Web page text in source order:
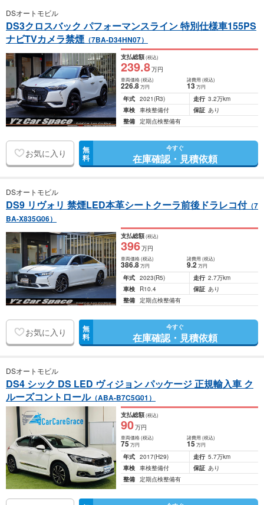
DSオートモビル
DS3クロスバック パフォーマンスライン 特別仕様車155PS
ナビTVカメラ禁煙 （7BA-D34HN07）
支払総額(税込)
239.8万円
車両価格(税込)
226.8万円
諸費用 (税込)
13 万円
年式 2021(R3) 走行 3.2万km
車検 車検整備付 保証 あり
整備 定期点検整備有
お気に入り 無
料
今すぐ
在庫確認・見積依頼
DSオートモビル
DS9 リヴォリ 禁煙LED本革シートクーラ前後ドラレコ付（7
BA-X835G06）
支払総額(税込)
396万円
車両価格(税込)
386.8万円
諸費用 (税込)
9.2 万円
年式 2023(R5) 走行 2.7万km
車検
R10.4 保証 あり
整備 定期点検整備有
お気に入り 無
料
今すぐ
在庫確認・見積依頼
DSオートモビル
DS4 シック DS LED ヴィジョン パッケージ 正規輸入車 ク
ルーズコントロール（ABA-B7C5G01）
支払総額(税込)
90万円
車両価格(税込)
75万円
諸費用 (税込)
15 万円
年式 2017(H29) 走行 5.7万km
車検 車検整備付 保証 あり
整備 定期点検整備有